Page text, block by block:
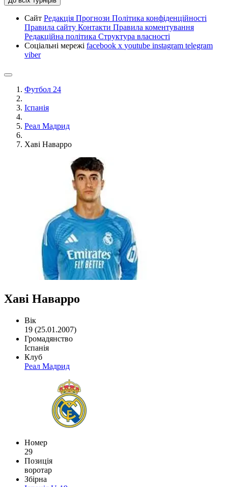
Сайт Редакція Прогнози Політика конфіденційності
Правила сайту Контакти Правила коментування
Редакційна політика Структура власності
Соціальні мережі facebook x youtube instagram telegram
viber
Футбол 24
Іспанія
Реал Мадрид
Хаві Наварро
Хаві Наварро
Вік
19 (25.01.2007)
Громадянство
Іспанія
Клуб
Реал Мадрид
Номер
29
Позиція
воротар
Збірна